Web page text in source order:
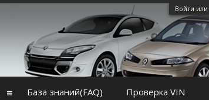
Войти или
База знаний(FAQ) Проверка VIN